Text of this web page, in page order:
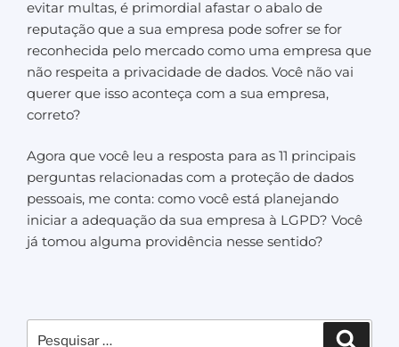
evitar multas, é primordial afastar o abalo de
reputação que a sua empresa pode sofrer se for
reconhecida pelo mercado como uma empresa que
não respeita a privacidade de dados. Você não vai
querer que isso aconteça com a sua empresa,
correto?
Agora que você leu a resposta para as 11 principais
perguntas relacionadas com a proteção de dados
pessoais, me conta: como você está planejando
iniciar a adequação da sua empresa à LGPD? Você
já tomou alguma providência nesse sentido?